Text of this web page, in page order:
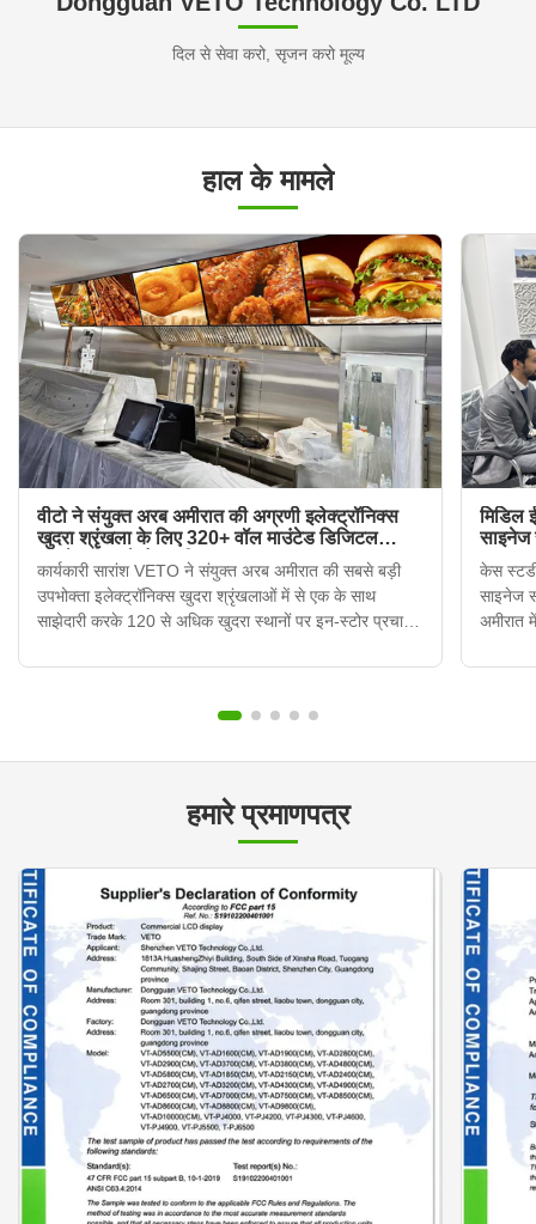
दिल से सेवा करो, सृजन करो मूल्य
हाल के मामले
वीटो ने संयुक्त अरब अमीरात की अग्रणी इलेक्ट्रॉनिक्स
खुदरा श्रृंखला के लिए 320+ वॉल माउंटेड डिजिटल
साइनेज डिस्प्ले तैनात किए
कार्यकारी सारांश VETO ने संयुक्त अरब अमीरात की सबसे बड़ी
उपभोक्ता इलेक्ट्रॉनिक्स खुदरा श्रृंखलाओं में से एक के साथ
साझेदारी करके 120 से अधिक खुदरा स्थानों पर इन-स्टोर प्रचार
प्रणाली के साथ एकीकृत 320 से अधिक दीवार-माउंटेड डिजिटल
मिडिल
साइनेज
केस
साइनेज
अमीरात
मुद्रित
हमारे प्रमाणपत्र